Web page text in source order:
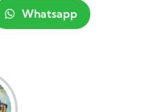
Whatsapp